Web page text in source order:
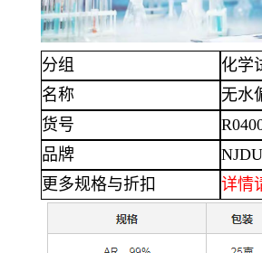
分组
化学
名称
无水
货号
品牌
更多规格与折扣
详情